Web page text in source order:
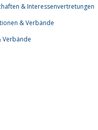
& Interessenvertretungen
& Verbände
Verbände